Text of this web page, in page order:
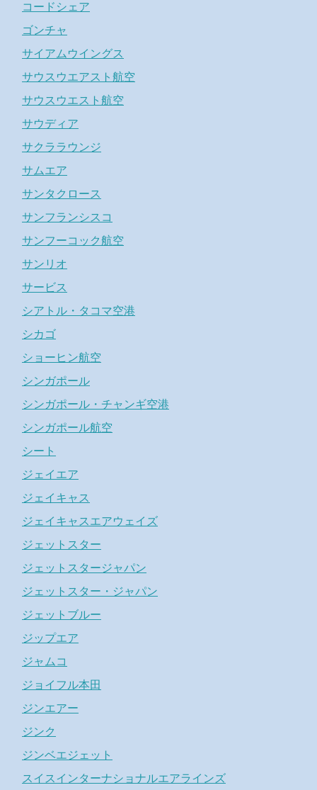
コードシェア
ゴンチャ
サイアムウイングス
サウスウエアスト航空
サウスウエスト航空
サウディア
サクララウンジ
サムエア
サンタクロース
サンフランシスコ
サンフーコック航空
サンリオ
サービス
シアトル・タコマ空港
シカゴ
ショーヒン航空
シンガポール
シンガポール・チャンギ空港
シンガポール航空
シート
ジェイエア
ジェイキャス
ジェイキャスエアウェイズ
ジェットスター
ジェットスタージャパン
ジェットスター・ジャパン
ジェットブルー
ジップエア
ジャムコ
ジョイフル本田
ジンエアー
ジンク
ジンベエジェット
スイスインターナショナルエアラインズ